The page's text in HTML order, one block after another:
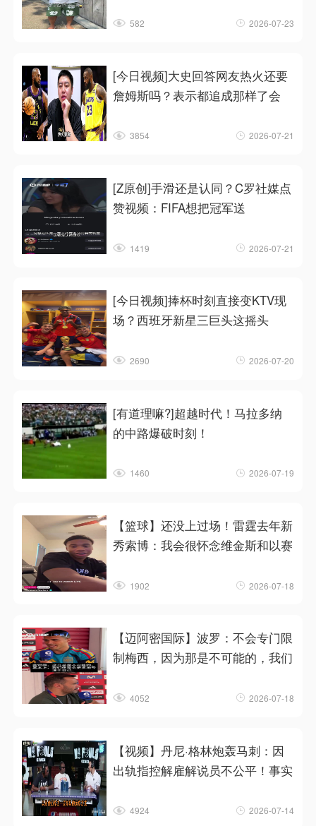
582 2026-07-23
[今日视频]大史回答网友热火还要
詹姆斯吗？表示都追成那样了会
3854 2026-07-21
[Z原创]手滑还是认同？C罗社媒点
赞视频：FIFA想把冠军送
1419 2026-07-21
[今日视频]捧杯时刻直接变KTV现
场？西班牙新星三巨头这摇头
2690 2026-07-20
[有道理嘛?]超越时代！马拉多纳
的中路爆破时刻！
1460 2026-07-19
【篮球】还没上过场！雷霆去年新
秀索博：我会很怀念维金斯和以赛
1902 2026-07-18
【迈阿密国际】波罗：不会专门限
制梅西，因为那是不可能的，我们
4052 2026-07-18
【视频】丹尼·格林炮轰马刺：因
出轨指控解雇解说员不公平！事实
4924 2026-07-14